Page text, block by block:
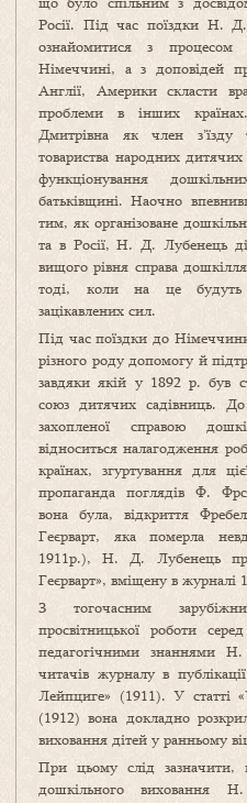
Росії. Під час поїздки Н.
ознайомитися з процесом
Німеччині, а з доповідей
Англії, Америки скласти
проблеми в інших
Дмитрівна як член з’їзду
товариства народних
функціонування
батьківщині. Наочно
тим, як організоване
та в Росії, Н. Д. Лубенець
вищого рівня справа
тоді, коли на це будуть
зацікавлених сил.
Під час поїздки до
різного роду допомогу й
завдяки якій у 1892 р. був
союз дитячих садівниць. До
захопленої справою
відноситься налагодження
країнах, згуртування для
пропаганда поглядів Ф.
вона була, відкриття
Геєрварт, яка померла
1911р.), Н. Д. Лубенець
Геєрварт», вміщену в журналі
З тогочасним
просвітницької роботи
педагогічними знаннями
читачів журналу в
Лейпциге» (1911). У статті
(1912) вона докладно
виховання дітей у ранньому
При цьому слід зазначити,
дошкільного виховання